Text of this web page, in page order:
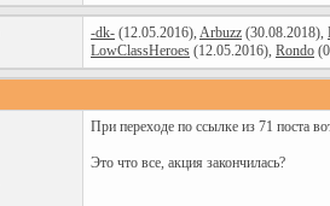
-dk- (12.05.2016), Arbuzz (30.08.2018),
LowClassHeroes (12.05.2016), Rondo
При переходе по ссылке из 71 поста
Это что все, акция закончилась?